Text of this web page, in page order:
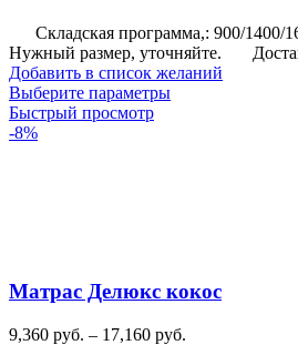
Складская программа,: 900/1400/
Нужный размер, уточняйте.
Добавить в список желаний
Выберите параметрыЭтот
товара.
Быстрый просмотр
-8%
Матрас Делюкс кокос
9,360 руб. – 17,160 руб.